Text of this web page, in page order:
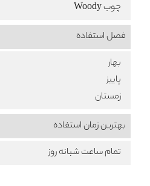
چوب Woody
فصل استفاده
بهار
پاییز
زمستان
بهترین زمان استفاده
تمام ساعت شبانه روز